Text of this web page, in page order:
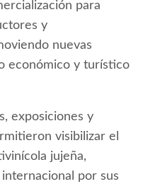
para
y
nuevas
económico y turístico
exposiciones y
visibilizar el
jujeña,
por sus